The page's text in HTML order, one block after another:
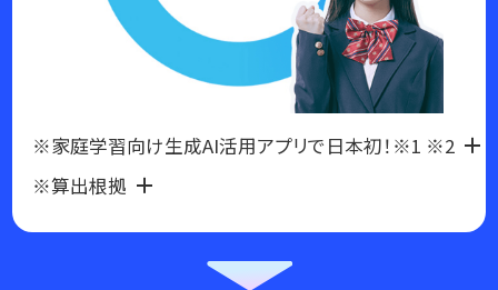
※家庭学習向け生成AI活用アプリで日本初！※1 ※2
※算出根拠